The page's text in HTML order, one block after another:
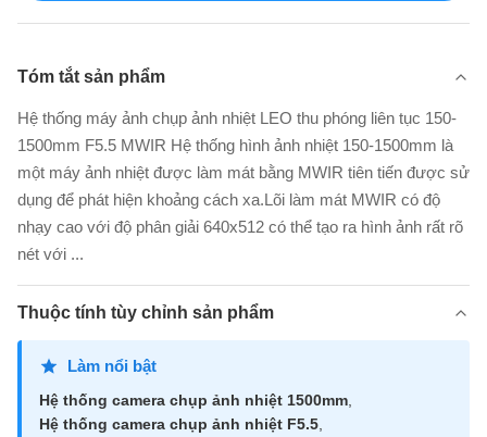
Tóm tắt sản phẩm
Hệ thống máy ảnh chụp ảnh nhiệt LEO thu phóng liên tục 150-
1500mm F5.5 MWIR Hệ thống hình ảnh nhiệt 150-1500mm là
một máy ảnh nhiệt được làm mát bằng MWIR tiên tiến được sử
dụng để phát hiện khoảng cách xa.Lõi làm mát MWIR có độ
nhạy cao với độ phân giải 640x512 có thể tạo ra hình ảnh rất rõ
nét với ...
Thuộc tính tùy chỉnh sản phẩm
Làm nổi bật
Hệ thống camera chụp ảnh nhiệt 1500mm
Hệ thống camera chụp ảnh nhiệt F5.5